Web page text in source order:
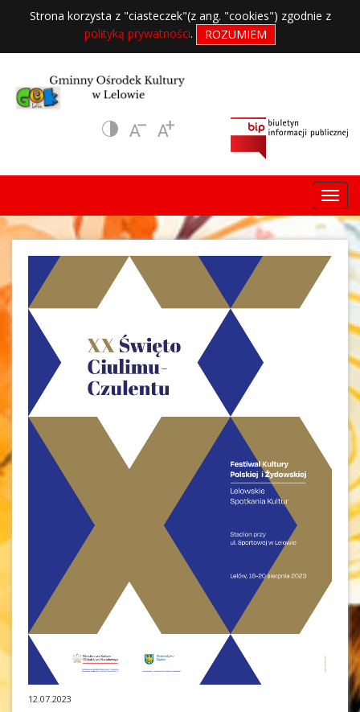
Strona korzysta z "ciasteczek"(z ang. "cookies") zgodnie z
polityką prywatności. ROZUMIEM
12.07.2023